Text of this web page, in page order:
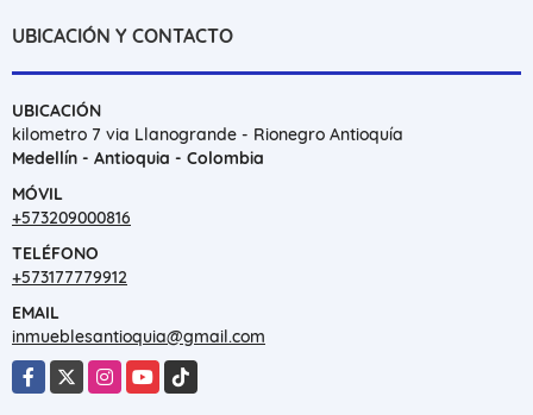
UBICACIÓN Y CONTACTO
UBICACIÓN
kilometro 7 via Llanogrande - Rionegro Antioquía
Medellín - Antioquia - Colombia
MÓVIL
+573209000816
TELÉFONO
+573177779912
EMAIL
inmueblesantioquia@gmail.com
Facebook
X InstagramYouTubeTikTok